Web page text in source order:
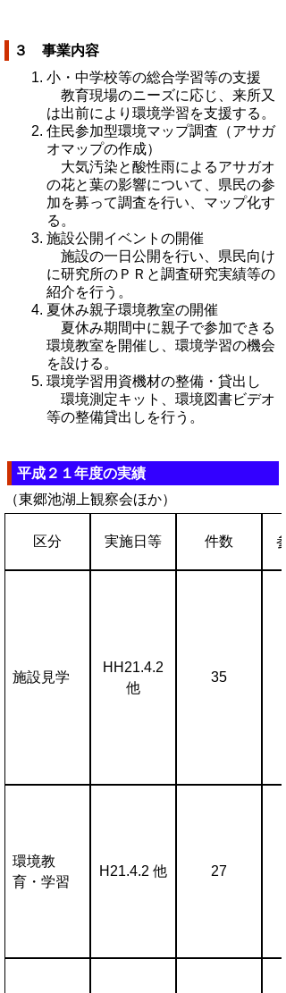
３ 事業内容
小・中学校等の総合学習等の支援
教育現場のニーズに応じ、来所又
は出前により環境学習を支援する。
住民参加型環境マップ調査（アサガ
オマップの作成）
大気汚染と酸性雨によるアサガオ
の花と葉の影響について、県民の参
加を募って調査を行い、マップ化す
る。
施設公開イベントの開催
施設の一日公開を行い、県民向け
に研究所のＰＲと調査研究実績等の
紹介を行う。
夏休み親子環境教室の開催
夏休み期間中に親子で参加できる
環境教室を開催し、環境学習の機会
を設ける。
環境学習用資機材の整備・貸出し
環境測定キット、環境図書ビデオ
等の整備貸出しを行う。
平成２１年度の実績
（東郷池湖上観察会ほか）
区分 実施日等 件数
施設見学
HH21.4.2
他
35
環境教
育・学習
H21.4.2 他 27